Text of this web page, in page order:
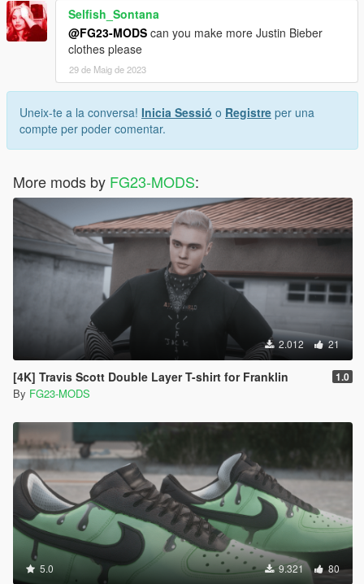
Selfish_Sontana
@FG23-MODS can you make more Justin Bieber
clothes please
29 de Maig de 2023
Uneix-te a la conversa! Inicia Sessió o Registre per una
compte per poder comentar.
More mods by FG23-MODS:
2.012 21
[4K] Travis Scott Double Layer T-shirt for Franklin 1.0
By FG23-MODS
5.0 9.321 80